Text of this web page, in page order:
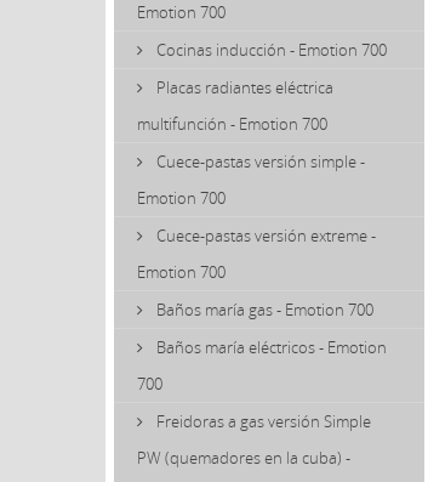
Emotion 700
Cocinas inducción - Emotion 700
Placas radiantes eléctrica
multifunción - Emotion 700
Cuece-pastas versión simple -
Emotion 700
Cuece-pastas versión extreme -
Emotion 700
Baños maría gas - Emotion 700
Baños maría eléctricos - Emotion
700
Freidoras a gas versión Simple
PW (quemadores en la cuba) -